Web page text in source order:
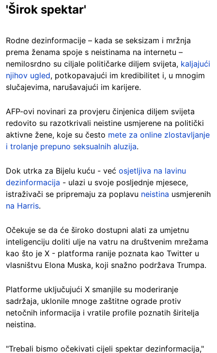
'Širok spektar'
Rodne dezinformacije – kada se seksizam i mržnja
prema ženama spoje s neistinama na internetu –
nemilosrdno su ciljale političarke diljem svijeta, kaljajući
njihov ugled, potkopavajući im kredibilitet i, u mnogim
slučajevima, narušavajući im karijere.
AFP-ovi novinari za provjeru činjenica diljem svijeta
redovito su razotkrivali neistine usmjerene na politički
aktivne žene, koje su često mete za online zlostavljanje
i trolanje prepuno seksualnih aluzija.
Dok utrka za Bijelu kuću - već osjetljiva na lavinu
dezinformacija - ulazi u svoje posljednje mjesece,
istraživači se pripremaju za poplavu neistina usmjerenih
na Harris.
Očekuje se da će široko dostupni alati za umjetnu
inteligenciju doliti ulje na vatru na društvenim mrežama
kao što je X - platforma ranije poznata kao Twitter u
vlasništvu Elona Muska, koji snažno podržava Trumpa.
Platforme uključujući X smanjile su moderiranje
sadržaja, uklonile mnoge zaštitne ograde protiv
netočnih informacija i vratile profile poznatih širitelja
neistina.
"Trebali bismo očekivati cijeli spektar dezinformacija,"